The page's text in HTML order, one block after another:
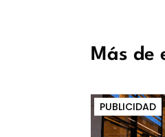
Más de
PUBLICIDAD